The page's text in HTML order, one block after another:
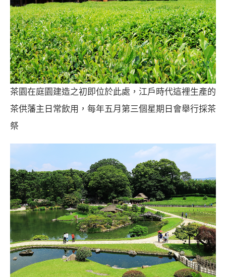
茶園在庭園建造之初即位於此處，江戶時代這裡生產的
茶供藩主日常飲用，每年五月第三個星期日會舉行採茶
祭